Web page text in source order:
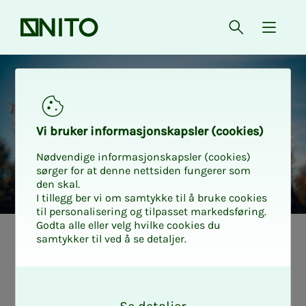
Forsiden Åpne søk
{
Utvidet ulykkesforsikring
Vi bru­­ker in­­for­­ma­­sjons­­kaps­­­ler (cookies)
Nødvendige informasjonskapsler (cookies)
sørger for at denne nettsiden fungerer som
den skal.
I tillegg ber vi om samtykke til å bruke cookies
til personalisering og tilpasset markedsføring.
Godta alle eller velg hvilke cookies du
samtykker til ved å se detaljer.